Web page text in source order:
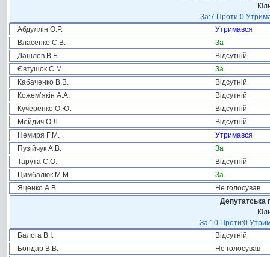
За:7 Проти:0
Абдуллін О.Р.
Утримався
Власенко С.В.
За
Данілов В.Б.
Відсутній
Євтушок С.М.
За
Кабаченко В.В.
Відсутній
Кожем’якін А.А.
Відсутній
Кучеренко О.Ю.
Відсутній
Мейдич О.Л.
Відсутній
Немиря Г.М.
Утримався
Пузійчук А.В.
За
Тарута С.О.
Відсутній
Цимбалюк М.М.
За
Яценко А.В.
Не голосував
Депутатська
За:10 Проти:0
Балога В.І.
Відсутній
Бондар В.В.
Не голосував